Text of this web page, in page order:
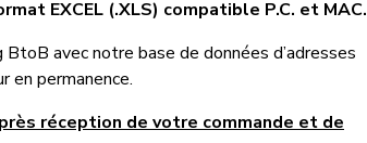
EXCEL (.XLS) compatible P.C. et MAC.
avec notre base de données d’adresses
en permanence.
réception de votre commande et de